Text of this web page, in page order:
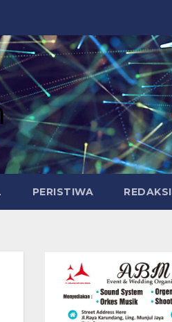
PERISTIWA REDAKSI